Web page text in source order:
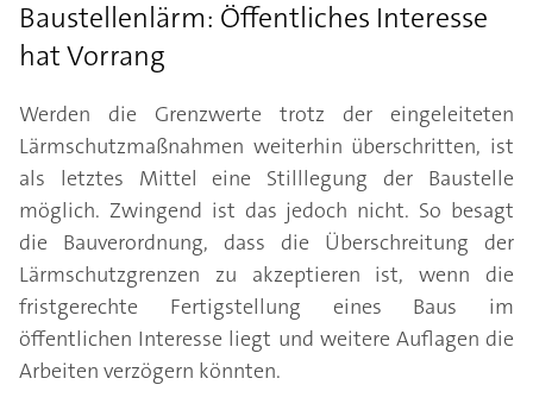
Baustellenlärm: Öffentliches Interesse
hat Vorrang
Werden die Grenzwerte trotz der eingeleiteten
Lärmschutzmaßnahmen weiterhin überschritten, ist
als letztes Mittel eine Stilllegung der Baustelle
möglich. Zwingend ist das jedoch nicht. So besagt
die Bauverordnung, dass die Überschreitung der
Lärmschutzgrenzen zu akzeptieren ist, wenn die
fristgerechte Fertigstellung eines Baus im
öffentlichen Interesse liegt und weitere Auflagen die
Arbeiten verzögern könnten.